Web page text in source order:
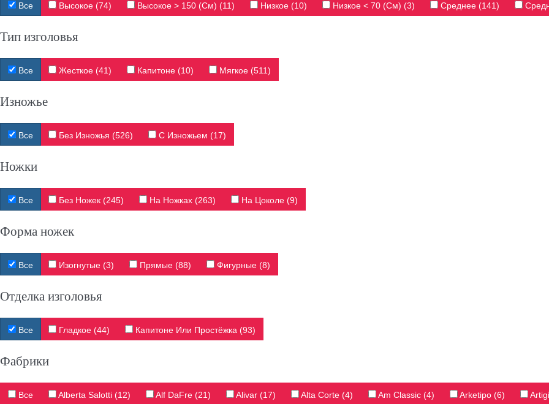
Все Высокое (74) Высокое > 150 (см) (11) Низкое (10) Низкое < 70 (см) (3) Среднее (141)
Тип изголовья
Все Жесткое (41) Капитоне (10) Мягкое (511)
Изножье
Все Без Изножья (526) С Изножьем (17)
Ножки
Все Без Ножек (245) На Ножках (263) На Цоколе (9)
Форма ножек
Все Изогнутые (3) Прямые (88) Фигурные (8)
Отделка изголовья
Все Гладкое (44) Капитоне Или Простёжка (93)
Фабрики
Все Alberta Salotti (12) Alf DaFre (21) Alivar (17) Alta Corte (4) Am Classic (4) Arketipo (6)